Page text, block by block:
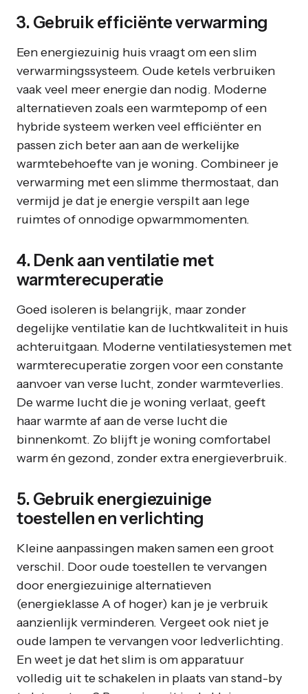
3. Gebruik efficiënte verwarming
Een energiezuinig huis vraagt om een slim
verwarmingssysteem. Oude ketels verbruiken
vaak veel meer energie dan nodig. Moderne
alternatieven zoals een warmtepomp of een
hybride systeem werken veel efficiënter en
passen zich beter aan aan de werkelijke
warmtebehoefte van je woning. Combineer je
verwarming met een slimme thermostaat, dan
vermijd je dat je energie verspilt aan lege
ruimtes of onnodige opwarmmomenten.
4. Denk aan ventilatie met
warmterecuperatie
Goed isoleren is belangrijk, maar zonder
degelijke ventilatie kan de luchtkwaliteit in huis
achteruitgaan. Moderne ventilatiesystemen met
warmterecuperatie zorgen voor een constante
aanvoer van verse lucht, zonder warmteverlies.
De warme lucht die je woning verlaat, geeft
haar warmte af aan de verse lucht die
binnenkomt. Zo blijft je woning comfortabel
warm én gezond, zonder extra energieverbruik.
5. Gebruik energiezuinige
toestellen en verlichting
Kleine aanpassingen maken samen een groot
verschil. Door oude toestellen te vervangen
door energiezuinige alternatieven
(energieklasse A of hoger) kan je je verbruik
aanzienlijk verminderen. Vergeet ook niet je
oude lampen te vervangen voor ledverlichting.
En weet je dat het slim is om apparatuur
volledig uit te schakelen in plaats van stand-by